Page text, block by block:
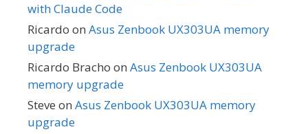
with Claude Code
Ricardo on Asus Zenbook UX303UA memory
upgrade
Ricardo Bracho on Asus Zenbook UX303UA
memory upgrade
Steve on Asus Zenbook UX303UA memory
upgrade